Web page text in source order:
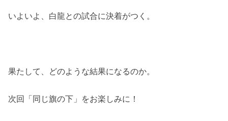
いよいよ、白龍との試合に決着がつく。
果たして、どのような結果になるのか。
次回「同じ旗の下」をお楽しみに！